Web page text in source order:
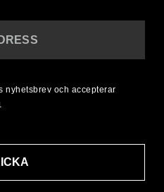
nyhetsbrev och accepterar